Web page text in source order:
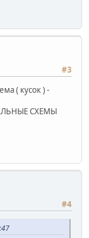
#3
( кусок ) -
СХЕМЫ
#4